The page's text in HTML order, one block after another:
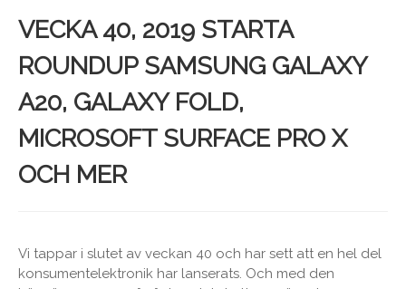
VECKA 40, 2019 STARTA
ROUNDUP SAMSUNG GALAXY
A20, GALAXY FOLD,
MICROSOFT SURFACE PRO X
OCH MER
Vi tappar i slutet av veckan 40 och har sett att en hel del
konsumentelektronik har lanserats. Och med den